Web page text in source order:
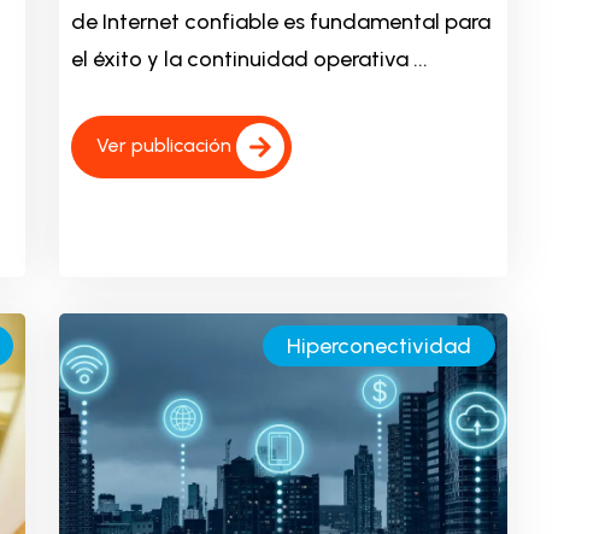
de Internet confiable es fundamental para
el éxito y la continuidad operativa ...
Ver publicación
Hiperconectividad